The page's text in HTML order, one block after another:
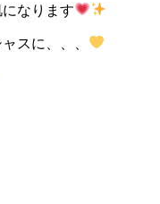
なります
スに、、、